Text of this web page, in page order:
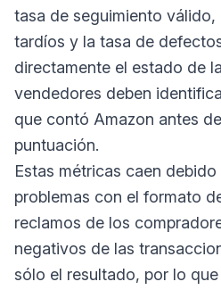
tasa de seguimiento válido,
tardíos y la tasa de
directamente el estado de
vendedores deben
que contó Amazon antes
puntuación.
Estas métricas caen
problemas con el formato
reclamos de los
negativos de las
sólo el resultado, por lo